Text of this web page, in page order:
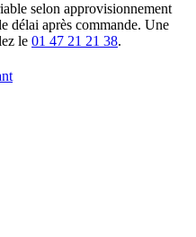
selon approvisionnement
délai après commande. Une
le 01 47 21 21 38.